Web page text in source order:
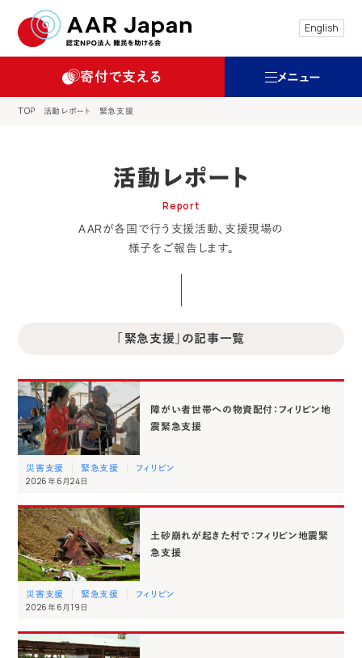
English
寄付で支える メニュー
TOP 活動レポート 緊急支援
活動レポート
Report
AARが各国で行う支援活動、支援現場の
様子をご報告します。
「緊急支援」の記事一覧
障がい者世帯への物資配付：フィリピン地
震緊急支援
災害支援 緊急支援 フィリピン
2026年6月24日
土砂崩れが起きた村で：フィリピン地震緊
急支援
災害支援 緊急支援 フィリピン
2026年6月19日